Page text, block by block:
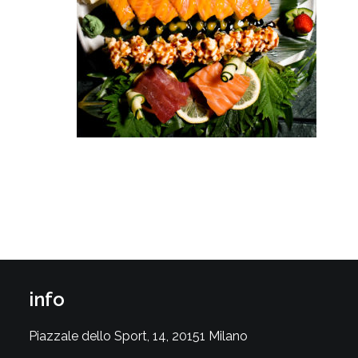
info
Piazzale dello Sport, 14, 20151 Milano